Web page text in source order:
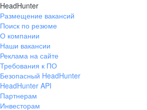
HeadHunter
Размещение вакансий
Поиск по резюме
О компании
Наши вакансии
Реклама на сайте
Требования к ПО
Безопасный HeadHunter
HeadHunter API
Партнерам
Инвесторам